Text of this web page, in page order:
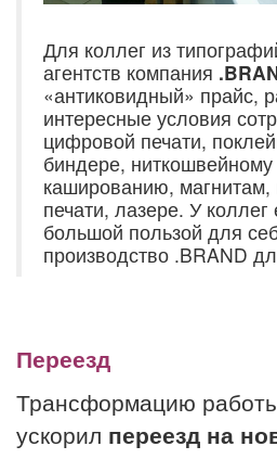
Для коллег из
агентств компания
«антиковидный» прайс,
интересные условия
цифровой печати,
биндере,
кашированию,
печати, лазере. У коллег
большой пользой для
производство .BRAND
Переезд
Трансформацию
ускорил переезд на